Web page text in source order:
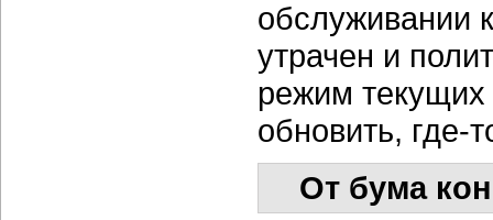
обслуживании
утрачен и
режим текущих
обновить, где-
От бума